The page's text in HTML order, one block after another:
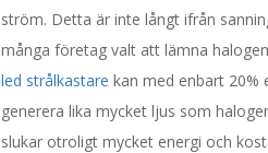
ström. Detta är inte långt ifrån
många företag valt att lämna
led strålkastare kan med enbart 20%
generera lika mycket ljus som
slukar otroligt mycket energi och